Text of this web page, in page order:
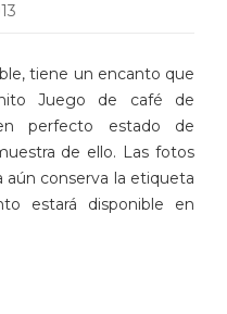
tiene un encanto que
Juego de café de
perfecto estado de
de ello. Las fotos
aún conserva la etiqueta
estará disponible en